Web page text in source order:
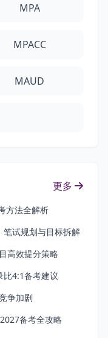
MPA
MPACC
MAUD
更多
方法全解析
笔试规划与目标拆解
高效提分策略
比4:1备考建议
争加剧
备考全攻略